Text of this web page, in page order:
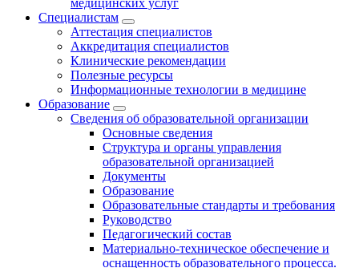
медицинских услуг
Специалистам
Аттестация специалистов
Аккредитация специалистов
Клинические рекомендации
Полезные ресурсы
Информационные технологии в медицине
Образование
Сведения об образовательной организации
Основные сведения
Структура и органы управления
образовательной организацией
Документы
Образование
Образовательные стандарты и требования
Руководство
Педагогический состав
Материально-техническое обеспечение и
оснащенность образовательного процесса.